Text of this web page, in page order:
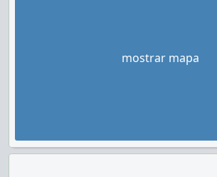
mostrar mapa